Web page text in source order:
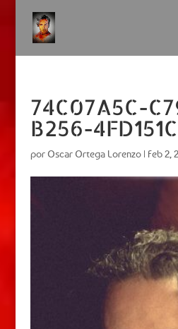
74C07A5C-
B256-
por Oscar Ortega Lorenzo| Feb 2,